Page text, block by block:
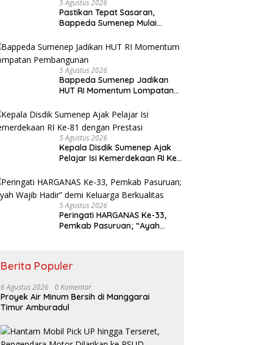
5 Agustus 2026
Pastikan Tepat Sasaran,
Bappeda Sumenep Mulai
5 Agustus 2026
Bappeda Sumenep Jadikan
HUT RI Momentum Lompatan
5 Agustus 2026
Kepala Disdik Sumenep Ajak
Pelajar Isi Kemerdekaan RI Ke-
5 Agustus 2026
Peringati HARGANAS Ke-33,
Pemkab Pasuruan; “Ayah
Berita Populer
6 Agustus 2026 0 Komentar
Proyek Air Minum Bersih di Manggarai
Timur Amburadul